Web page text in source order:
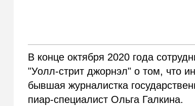
В конце октября 2020 года
"Уолл-стрит джорнэл" о том, что
бывшая журналистка
пиар-специалист Ольга Галкина.